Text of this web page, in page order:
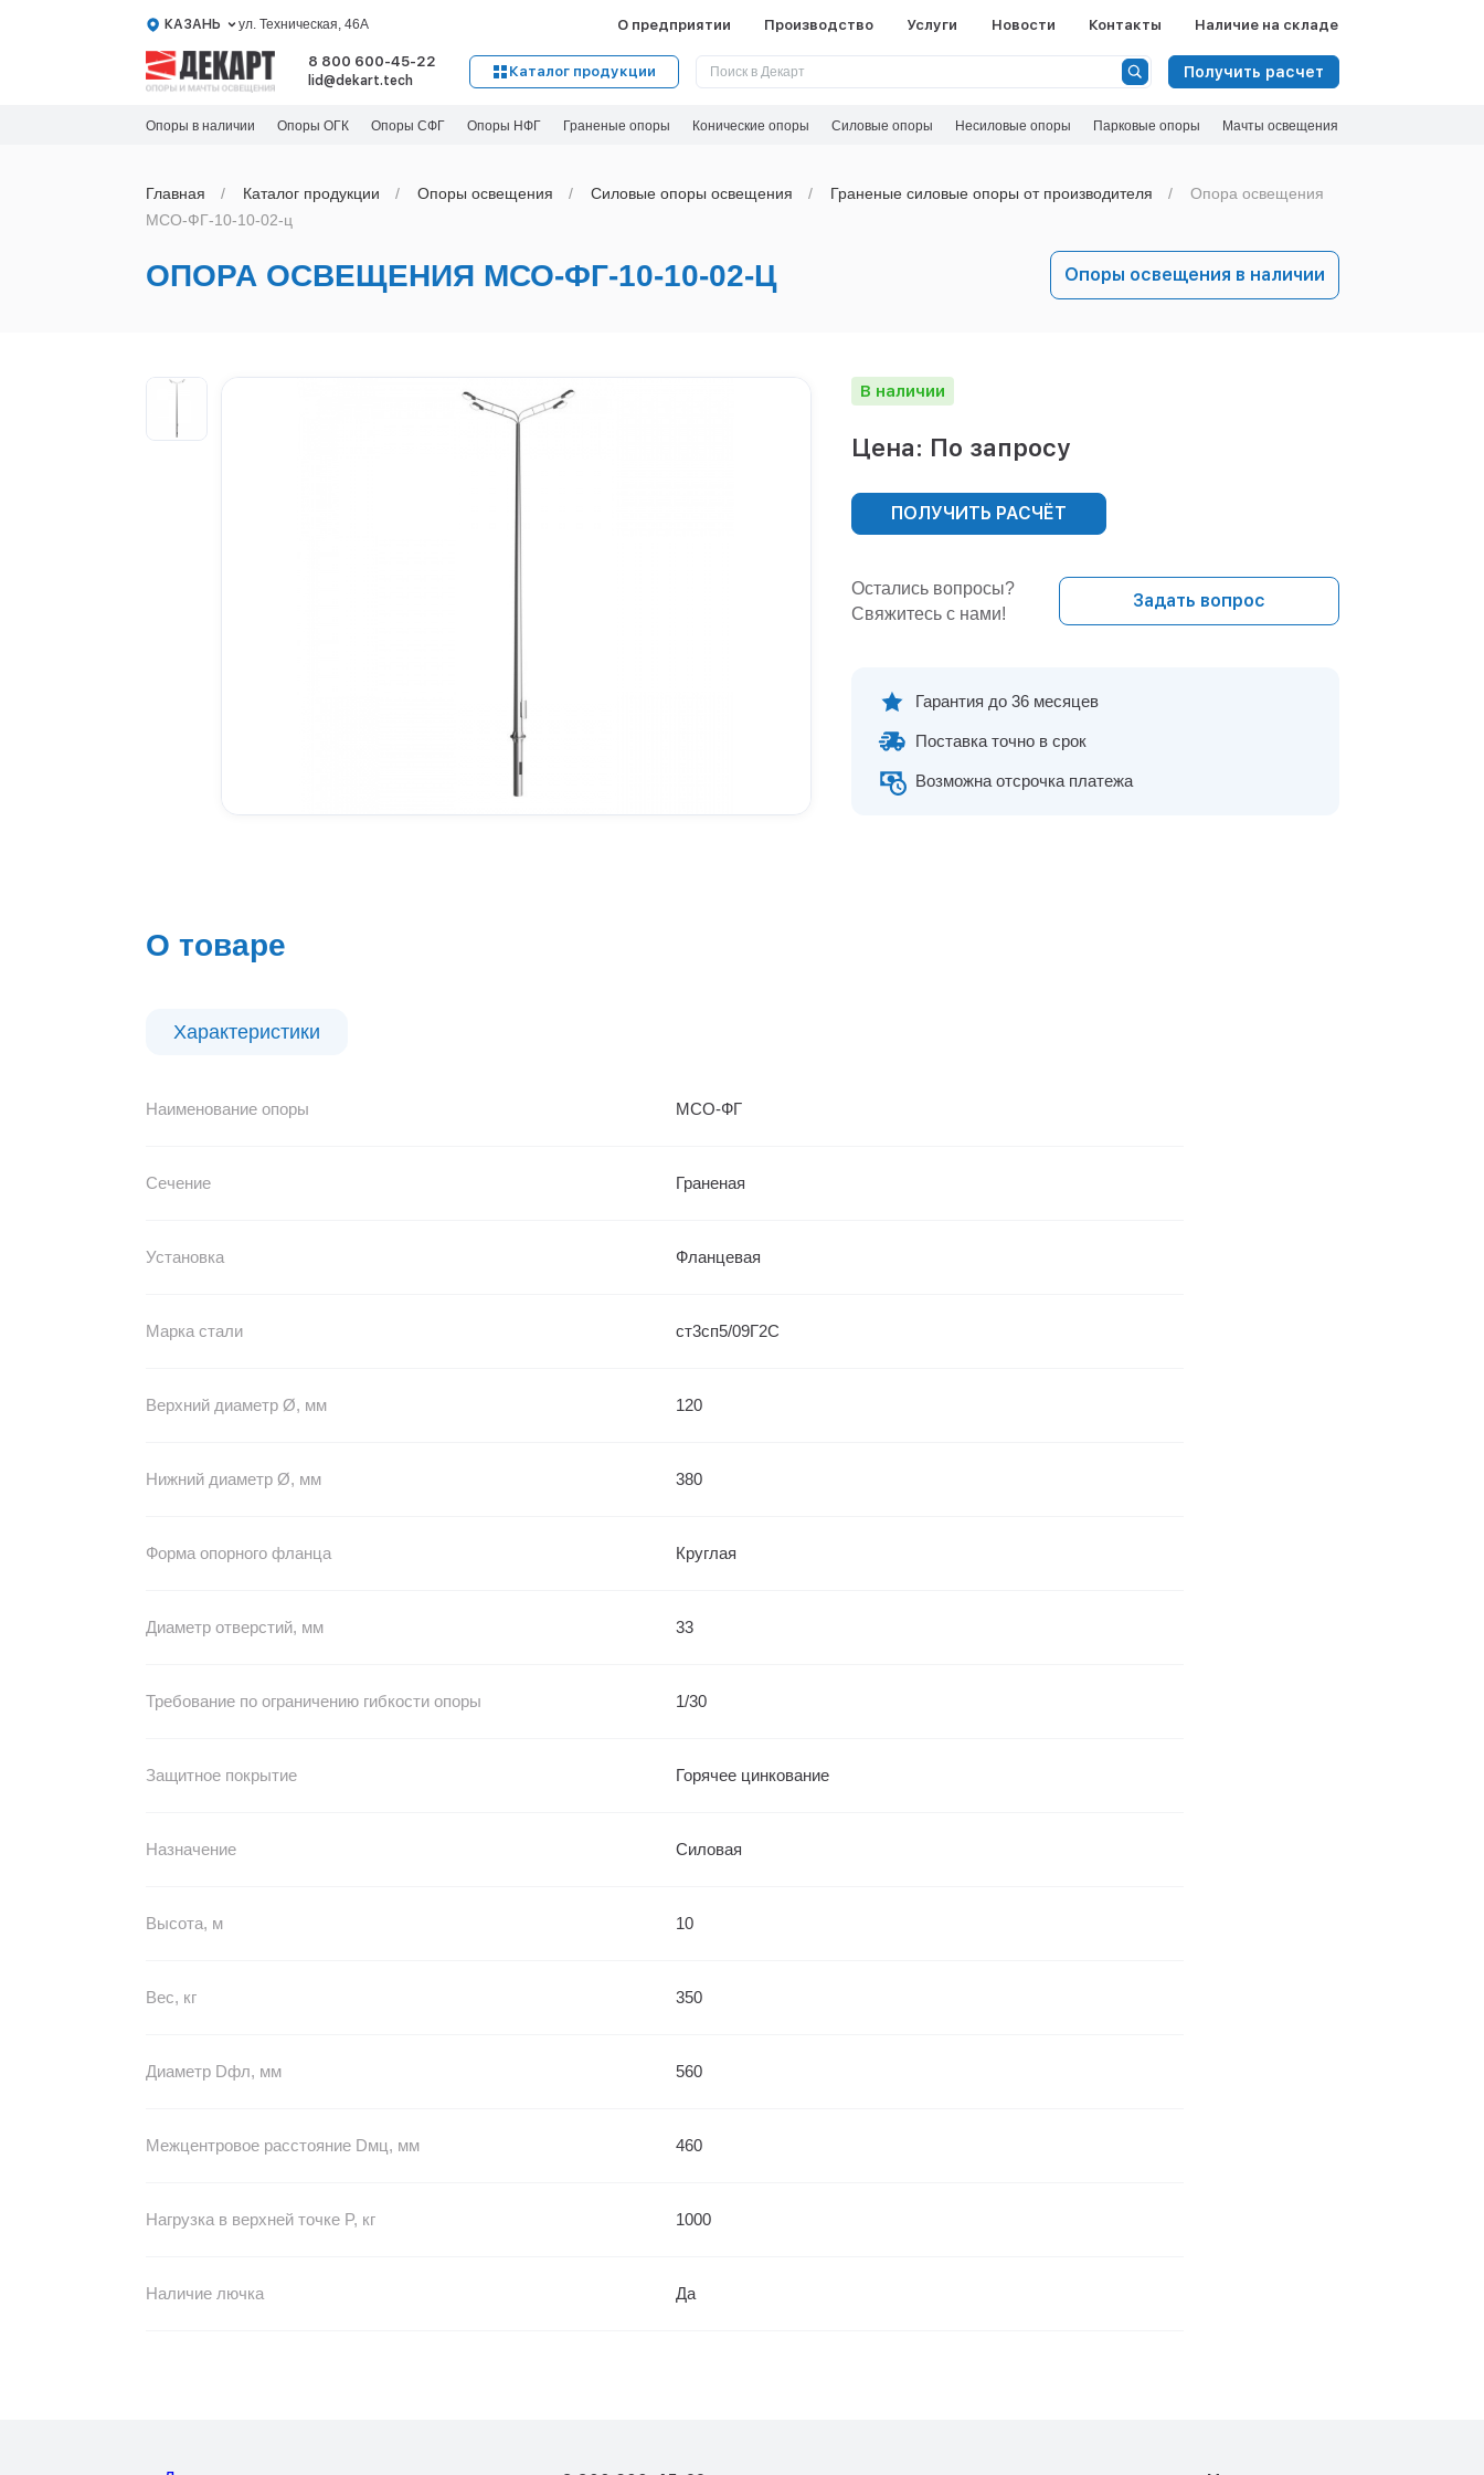
КАЗАНЬ ул. Техническая, 46А О предприятии Производство Услуги Новости Контакты Наличие на складе
8 800 600-45-22
lid@dekart.tech
Каталог продукции Получить расчет
Опоры в наличии Опоры ОГК Опоры СФГ Опоры НФГ Граненые опоры Конические опоры Силовые опоры Несиловые опоры Парковые опоры Мачты освещения
Главная Каталог продукции Oпоры oсвeщения Силовые опоры освещения Граненые силовые опоры от производителя
Опора освещения
МСО-ФГ-10-10-02-ц
ОПОРА ОСВЕЩЕНИЯ МСО-ФГ-10-10-02-Ц Опоры освещения в наличии
В наличии
Цена: По запросу
ПОЛУЧИТЬ РАСЧЁТ
Остались вопросы?
Свяжитесь с нами!
Задать вопрос
Гарантия до 36 месяцев
Поставка точно в срок
Возможна отсрочка платежа
О товаре
Характеристики
Наименование опоры МСО-ФГ
Сечение Граненая
Установка Фланцевая
Марка стали ст3сп5/09Г2С
Верхний диаметр Ø, мм 120
Нижний диаметр Ø, мм 380
Форма опорного фланца Круглая
Диаметр отверстий, мм 33
Требование по ограничению гибкости опоры 1/30
Защитное покрытие Горячее цинкование
Назначение Силовая
Высота, м 10
Вес, кг 350
Диаметр Dфл, мм 560
Межцентровое расстояние Dмц, мм 460
Нагрузка в верхней точке P, кг 1000
Наличие лючка Да